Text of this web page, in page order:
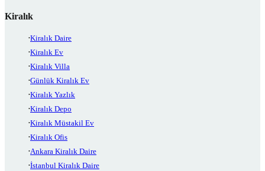
Kiralık
Kiralık Daire
Kiralık Ev
Kiralık Villa
Günlük Kiralık Ev
Kiralık Yazlık
Kiralık Depo
Kiralık Müstakil Ev
Kiralık Ofis
Ankara Kiralık Daire
İstanbul Kiralık Daire